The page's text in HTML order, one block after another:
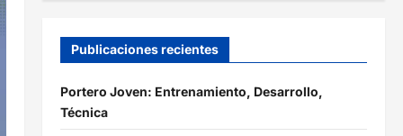
Publicaciones recientes
Portero Joven: Entrenamiento, Desarrollo,
Técnica